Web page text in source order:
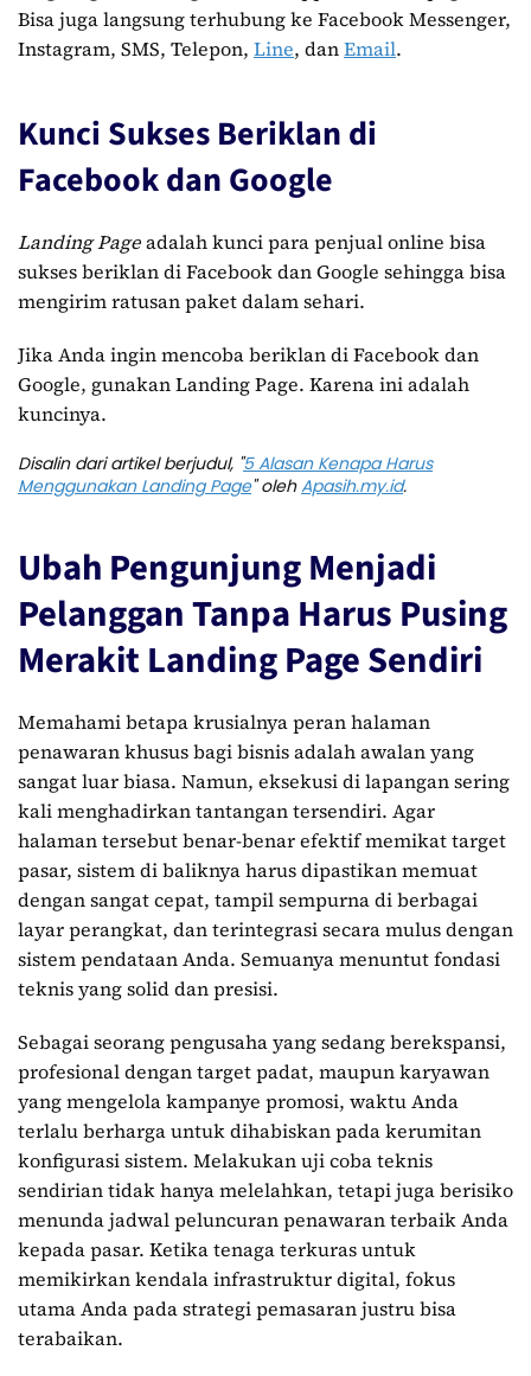
Bisa juga langsung terhubung ke Facebook Messenger,
Instagram, SMS, Telepon, Line, danEmail.
Kunci Sukses Beriklan di
Facebook dan Google
Landing Pageadalah kunci para penjual online bisa
sukses beriklan di Facebook dan Google sehingga bisa
mengirim ratusan paket dalam sehari.
Jika Anda ingin mencoba beriklan di Facebook dan
Google, gunakan Landing Page. Karena ini adalah
kuncinya.
Disalin dari artikel berjudul, "5 Alasan Kenapa Harus
Menggunakan Landing Page" olehApasih.my.id.
Ubah Pengunjung Menjadi
Pelanggan Tanpa Harus Pusing
Merakit Landing Page Sendiri
Memahami betapa krusialnya peran halaman
penawaran khusus bagi bisnis adalah awalan yang
sangat luar biasa. Namun, eksekusi di lapangan sering
kali menghadirkan tantangan tersendiri. Agar
halaman tersebut benar-benar efektif memikat target
pasar, sistem di baliknya harus dipastikan memuat
dengan sangat cepat, tampil sempurna di berbagai
layar perangkat, dan terintegrasi secara mulus dengan
sistem pendataan Anda. Semuanya menuntut fondasi
teknis yang solid dan presisi.
Sebagai seorang pengusaha yang sedang berekspansi,
profesional dengan target padat, maupun karyawan
yang mengelola kampanye promosi, waktu Anda
terlalu berharga untuk dihabiskan pada kerumitan
konfigurasi sistem. Melakukan uji coba teknis
sendirian tidak hanya melelahkan, tetapi juga berisiko
menunda jadwal peluncuran penawaran terbaik Anda
kepada pasar. Ketika tenaga terkuras untuk
memikirkan kendala infrastruktur digital, fokus
utama Anda pada strategi pemasaran justru bisa
terabaikan.